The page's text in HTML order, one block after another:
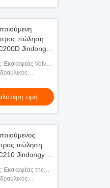
προς πώληση
Jindongyu
Εκσκαφέας Volvo
τιμή
πώληση
Jindongyu
Εκσκαφέας της